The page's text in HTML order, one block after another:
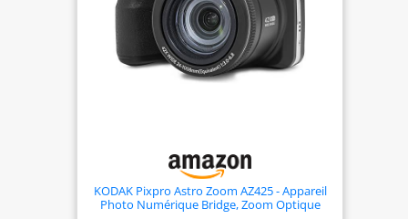
KODAK Pixpro Astro Zoom AZ425 - Appareil
Photo Numérique Bridge, Zoom Optique